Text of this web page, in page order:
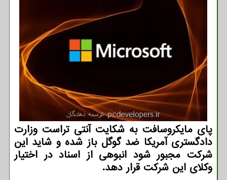
پای مایکروسافت به شکایت آنتی تراست وزارت
دادگستری آمریکا ضد گوگل باز شده و شاید این
شرکت مجبور شود انبوهی از اسناد در اختیار
وکلای این شرکت قرار دهد.